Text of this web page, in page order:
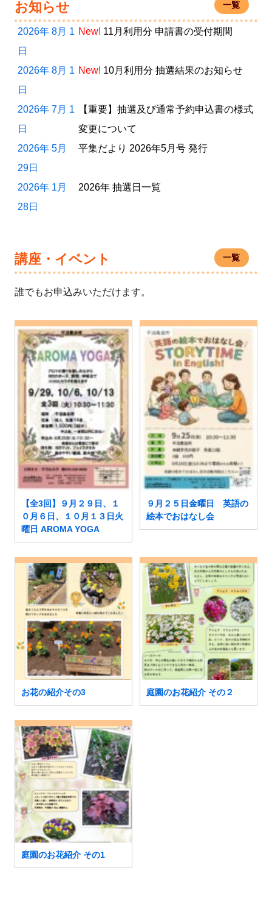
お知らせ
2026年 8月 1
日
New! 11月利用分 申請書の受付期間
2026年 8月 1
日
New! 10月利用分 抽選結果のお知らせ
2026年 7月 1
日
【重要】抽選及び通常予約申込書の様式
変更について
2026年 5月
29日
平集だより 2026年5月号 発行
2026年 1月
28日
2026年 抽選日一覧
一覧
講座・イベント
誰でもお申込みいただけます。
一覧
【全3回】９月２９日、１
０月６日、１０月１３日火
曜日 AROMA YOGA
９月２５日金曜日 英語の
絵本でおはなし会
お花の紹介その3 庭園のお花紹介 その２
庭園のお花紹介 その1